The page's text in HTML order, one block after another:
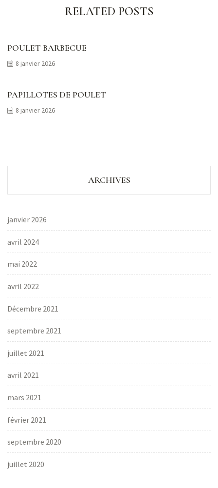
RELATED POSTS
POULET BARBECUE
8 janvier 2026
PAPILLOTES DE POULET
8 janvier 2026
ARCHIVES
janvier 2026
avril 2024
mai 2022
avril 2022
Décembre 2021
septembre 2021
juillet 2021
avril 2021
mars 2021
février 2021
septembre 2020
juillet 2020